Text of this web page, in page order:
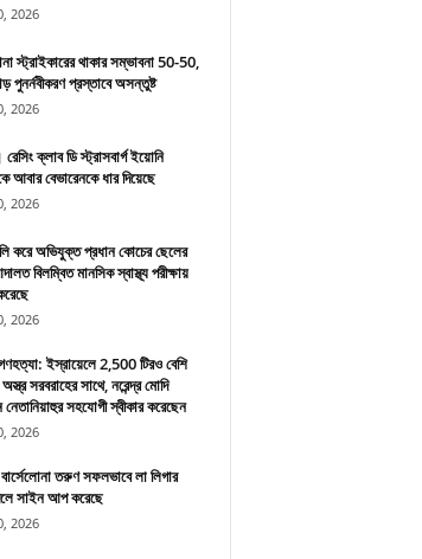
2026
স্ট্রাইকারের থাকার সম্ভাবনা 50-50,
পুনর্নবীকরণ প্রস্তাবে অসন্তুষ্ট
2026
ক্লাব ডি স্ট্রাসবার্গ ইয়োনি
আবার বেভারেনকে ধার দিয়েছে
2026
করে অভিযুক্ত প্রধান কোচের ছেলের
বিলম্বিত মানসিক স্বাস্থ্য পরীক্ষায়
2026
ইস্রায়েলে 2,500 টিরও বেশি
সরবরাহের সাথে, নরেন্দ্র মোদি
নেতানিয়াহুর সহযোগী স্বীকার করেছেন
2026
বার্সেলোনা তরুণ সফলভাবে লা লিগার
সাইন আপ করেছে
2026